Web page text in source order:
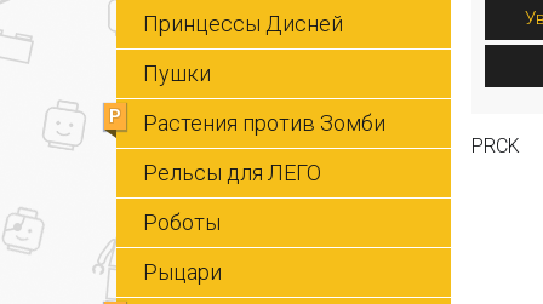
Принцессы Дисней
Пушки
Р
Растения против Зомби
Рельсы для ЛЕГО
Роботы
Рыцари
PRCK